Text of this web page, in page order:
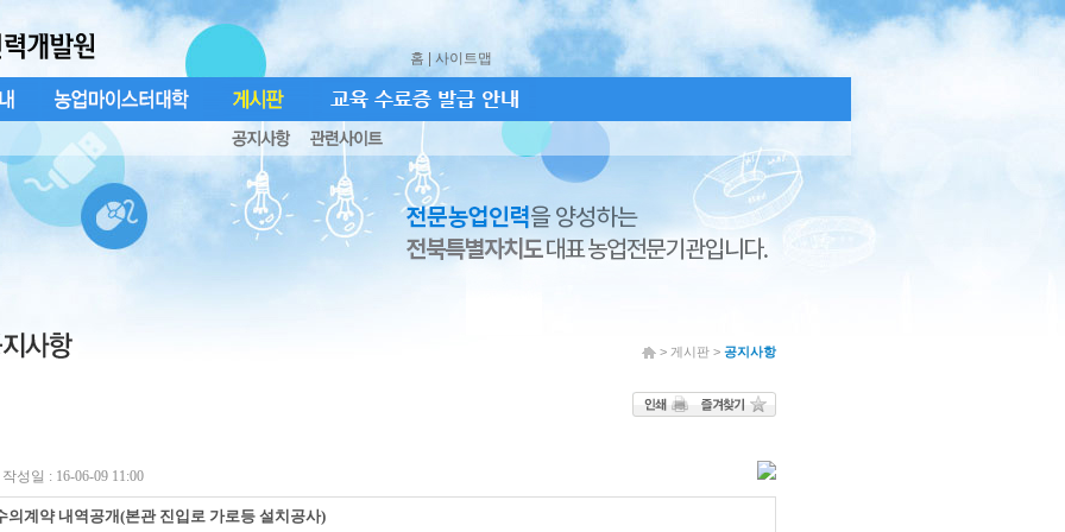
홈 | 사이트맵
> 게시판 > 공지사항
작성일 : 16-06-09 11:00
의계약 내역공개(본관 진입로 가로등 설치공사)